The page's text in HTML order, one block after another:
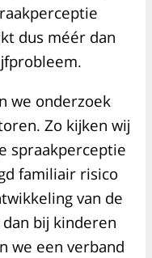
dus méér dan
we onderzoek
Zo kijken wij
spraakperceptie
familiair risico
van de
bij kinderen
we een verband